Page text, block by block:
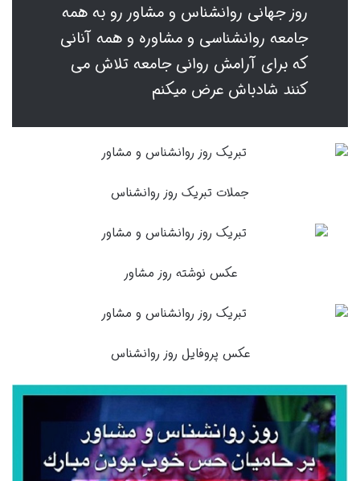
روز جهانی روانشناس و مشاور رو به همه
جامعه روانشناسی و مشاوره و همه آنانی
که برای آرامش روانی جامعه تلاش می
کنند شادباش عرض میکنم
جملات تبریک روز روانشناس
عکس نوشته روز مشاور
عکس پروفایل روز روانشناس